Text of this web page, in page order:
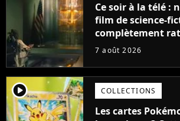
Ce soir à la télé :
film de science-
complètement
aurait pu être
7 août 2026
player2 COLLECTIONS
Les cartes